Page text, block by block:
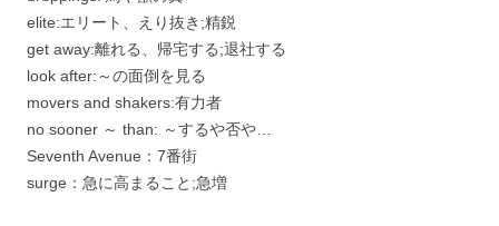
elite:エリート、えり抜き;精鋭
get away:離れる、帰宅する;退社する
look after:～の面倒を見る
movers and shakers:有力者
no sooner ～ than: ～するや否や…
Seventh Avenue：7番街
surge：急に高まること;急増